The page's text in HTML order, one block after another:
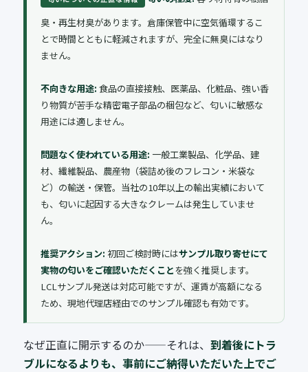
臭・再生材臭があります。倉庫保管中に空気循環するこ
とで時間とともに軽減されますが、完全に無臭にはなり
ません。
不向きな用途: 食品の直接接触、医薬品、化粧品、強い香
り物質が苦手な精密電子部品の梱包など、匂いに敏感な
用途には適しません。
問題なく使われている用途: 一般工業製品、化学品、建
材、繊維製品、農産物（袋詰め後のフレコン・米袋な
ど）の輸送・保管。当社の10年以上の輸出実績において
も、匂いに起因する大きなクレームは発生していませ
ん。
推奨アクション: 初回ご検討時にはサンプル取り寄せにて
実物の匂いをご確認いただくことを強く推奨します。
LCLサンプル発送は対応可能ですが、運賃が高額になる
ため、現地代理店経由でのサンプル確認も有効です。
なぜ正直に開示するのか——それは、 到着後にトラ
ブルになるよりも、事前にご納得いただいた上でご